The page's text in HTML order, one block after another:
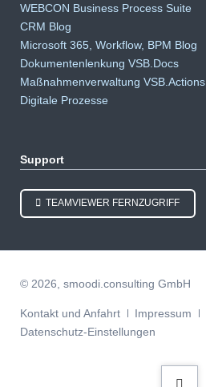
überspringen
WEBCON Business Process Suite
CRM Blog
Microsoft 365, Workflow, BPM Blog
Dokumentenlenkung VSB.Docs
Maßnahmenverwaltung VSB.Actions
Digitale Prozesse
Support
TEAMVIEWER FERNZUGRIFF
© 2026, smoodi.consulting GmbH
Navigation
überspringen
Kontakt und Anfahrt Impressum
Datenschutz-Einstellungen